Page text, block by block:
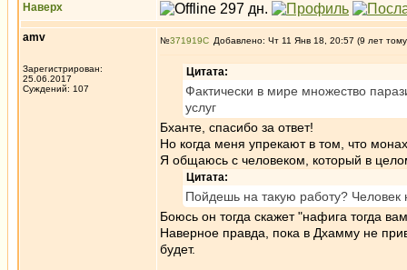
Наверх
amv
Зарегистрирован:
25.06.2017
Суждений: 107
№371919 Добавлено: Чт 11 Янв 18, 20:57 (9 лет
Цитата:
Фактически в мире множество
услуг
Бханте, спасибо за ответ!
Но когда меня упрекают в том, что
Я общаюсь с человеком, который в
Цитата:
Пойдешь на такую работу? Человек
Боюсь он тогда скажет "нафига тогда
Наверное правда, пока в Дхамму не
будет.